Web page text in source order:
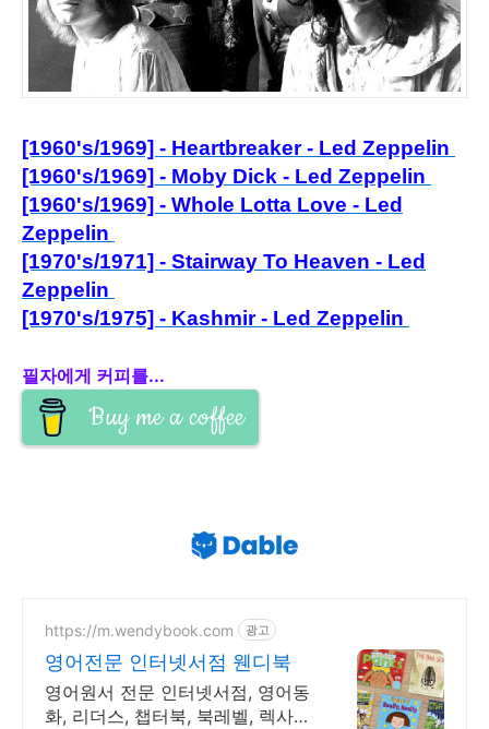
[1960's/1969] - Heartbreaker - Led Zeppelin
[1960's/1969] - Moby Dick - Led Zeppelin
[1960's/1969] - Whole Lotta Love - Led
Zeppelin
[1970's/1971] - Stairway To Heaven - Led
Zeppelin
[1970's/1975] - Kashmir - Led Zeppelin
필자에게 커피를...
Buy me a coffee
https://m.wendybook.com 광고
영어전문 인터넷서점 웬디북
영어원서 전문 인터넷서점, 영어동
화, 리더스, 챕터북, 북레벨, 렉사일